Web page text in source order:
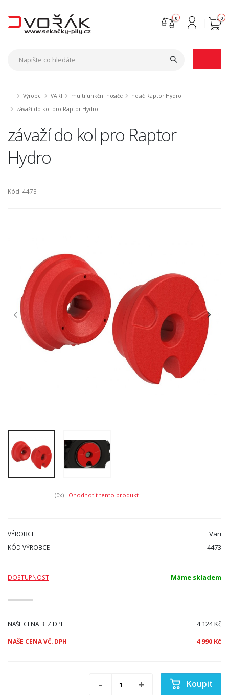
0
0
Výrobci VARI multifunkční nosiče
nosič Raptor Hydro
závaží do kol pro Raptor Hydro
závaží do kol pro Raptor
Hydro
Kód: 4473
(0x) Ohodnotit tento produkt
VÝROBCE Vari
KÓD VÝROBCE 4473
DOSTUPNOST Máme skladem
NAŠE CENA BEZ DPH 4 124 Kč
NAŠE CENA VČ. DPH 4 990 Kč
Koupit